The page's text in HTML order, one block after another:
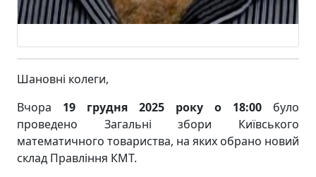
Шановні колеги,
Вчора 19 грудня 2025 року о 18:00 було
проведено Загальні збори Київського
математичного товариства, на яких обрано новий
склад Правління КМТ.